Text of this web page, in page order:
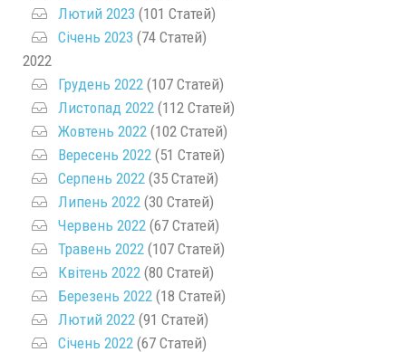
Лютий 2023 (101 Статей)
Січень 2023 (74 Статей)
2022
Грудень 2022 (107 Статей)
Листопад 2022 (112 Статей)
Жовтень 2022 (102 Статей)
Вересень 2022 (51 Статей)
Серпень 2022 (35 Статей)
Липень 2022 (30 Статей)
Червень 2022 (67 Статей)
Травень 2022 (107 Статей)
Квітень 2022 (80 Статей)
Березень 2022 (18 Статей)
Лютий 2022 (91 Статей)
Січень 2022 (67 Статей)